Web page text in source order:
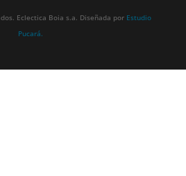
Eclectica Boia s.a. Diseñada por Estudio
Pucará.